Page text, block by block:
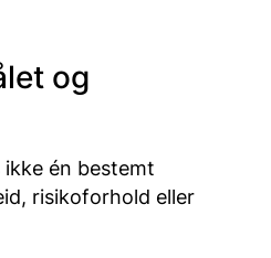
og
én bestemt
risikoforhold eller